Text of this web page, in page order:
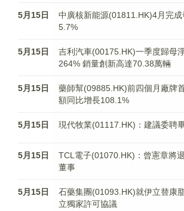
5月15日
中廣核新能源(01811.HK)4月完
5.7%
5月15日
吉利汽車(00175.HK)一季度歸母
264% 銷量創新高達70.38萬輛
5月15日
藥師幫(09885.HK)前四個月廠牌
額同比增長108.1%
5月15日 現代牧業(01117.HK)：建議委聘
5月15日
TCL電子(01070.HK)：曾憲章將
董事
5月15日
石藥集團(01093.HK)就伊立替康
立獨家許可協議